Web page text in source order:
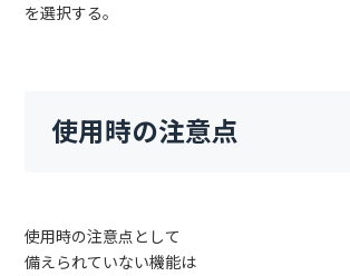
を選択する。
使用時の注意点
使用時の注意点として
備えられていない機能は